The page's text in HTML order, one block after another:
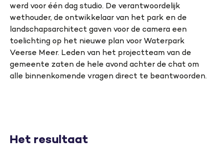
werd voor één dag studio. De verantwoordelijk
wethouder, de ontwikkelaar van het park en de
landschapsarchitect gaven voor de camera een
toelichting op het nieuwe plan voor Waterpark
Veerse Meer. Leden van het projectteam van de
gemeente zaten de hele avond achter de chat om
alle binnenkomende vragen direct te beantwoorden.
Het resultaat